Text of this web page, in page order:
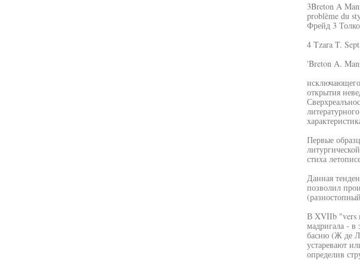
3Breton A
problème du
Фрейд 3
4 Tzara T.
'Breton A.
открытия
Первые
стиха
Данная
позволил
В XVIIb "vers
мадригала -
басню (Ж де
устаревают
определив